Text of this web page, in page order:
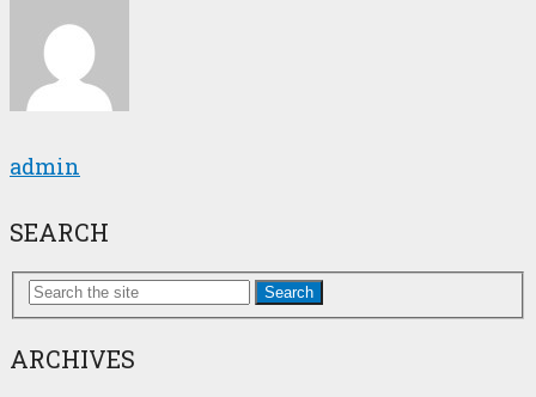
admin
SEARCH
Search
ARCHIVES